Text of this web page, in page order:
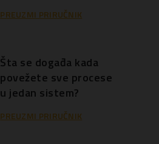
PREUZMI PRIRUČNIK
Šta se događa kada
povežete sve procese
u jedan sistem?
PREUZMI PRIRUČNIK